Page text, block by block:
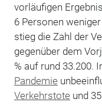
vorläufigen
6 Personen
stieg die Zahl der
gegenüber dem
% auf rund 33.200.
Pandemie
Verkehrstote und